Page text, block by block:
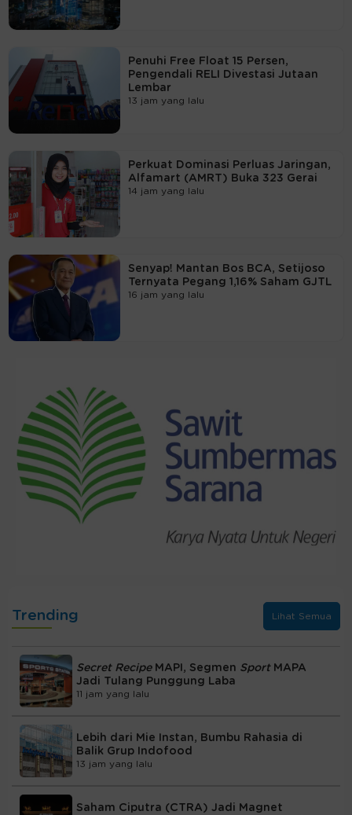
Penuhi Free Float 15 Persen,
Pengendali RELI Divestasi Jutaan
Lembar
13 jam yang lalu
Perkuat Dominasi Perluas Jaringan,
Alfamart (AMRT) Buka 323 Gerai
14 jam yang lalu
Senyap! Mantan Bos BCA, Setijoso
Ternyata Pegang 1,16% Saham GJTL
16 jam yang lalu
Trending Lihat Semua
Secret RecipeMAPI, Segmen Sport MAPA
Jadi Tulang Punggung Laba
11 jam yang lalu
Lebih dari Mie Instan, Bumbu Rahasia di
Balik Grup Indofood
13 jam yang lalu
Saham Ciputra (CTRA) Jadi Magnet